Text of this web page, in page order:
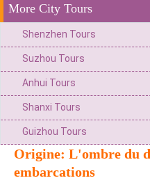
More City Tours
Shenzhen Tours
Suzhou Tours
Anhui Tours
Shanxi Tours
Guizhou Tours
Origine: L'ombre du
embarcations